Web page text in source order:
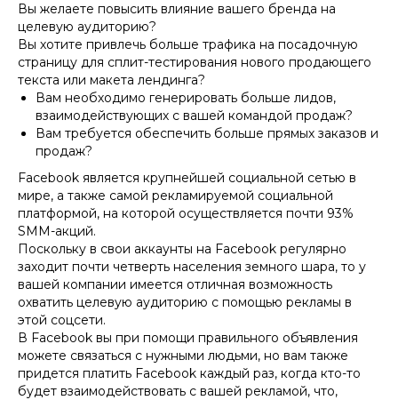
Вы желаете повысить влияние вашего бренда на
целевую аудиторию?
Вы хотите привлечь больше трафика на посадочную
страницу для сплит-тестирования нового продающего
текста или макета лендинга?
Вам необходимо генерировать больше лидов,
взаимодействующих с вашей командой продаж?
Вам требуется обеспечить больше прямых заказов и
продаж?
Facebook является крупнейшей социальной сетью в
мире, а также самой рекламируемой социальной
платформой, на которой осуществляется почти 93%
SMM-акций.
Поскольку в свои аккаунты на Facebook регулярно
заходит почти четверть населения земного шара, то у
вашей компании имеется отличная возможность
охватить целевую аудиторию с помощью рекламы в
этой соцсети.
В Facebook вы при помощи правильного объявления
можете связаться с нужными людьми, но вам также
придется платить Facebook каждый раз, когда кто-то
будет взаимодействовать с вашей рекламой, что,